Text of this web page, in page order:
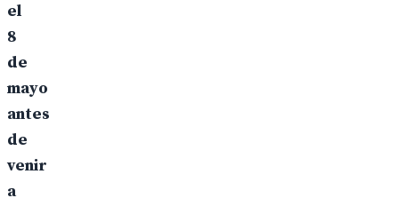
el
8
de
mayo
antes
de
venir
a